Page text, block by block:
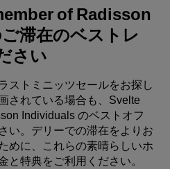
of Radisson
滞在のベストレ
さい
ストミニッツセールをお探し
されている場合も、Svelte
Individuals のベストオフ
い。デリーでの滞在をよりお
めに、これらの素晴らしいホ
特典をご利用ください。